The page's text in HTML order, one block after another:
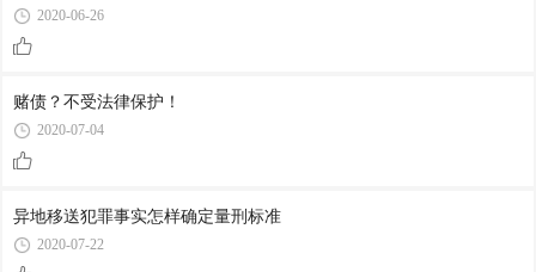
2020-06-26
赌债？不受法律保护！
2020-07-04
异地移送犯罪事实怎样确定量刑标准
2020-07-22